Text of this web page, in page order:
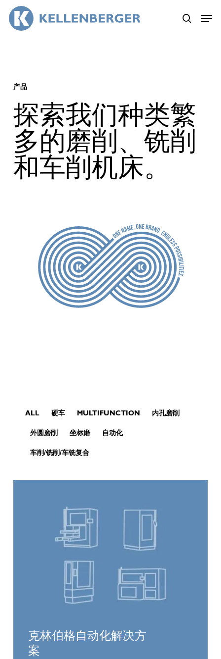
search
Menu
产品
探索我们种类繁
多的磨削、铣削
和车削机床。
ALL 硬车 MULTIFUNCTION 内孔磨削
外圆磨削 坐标磨 自动化
车削/铣削/车铣复合
克林伯格自动化解决方
案